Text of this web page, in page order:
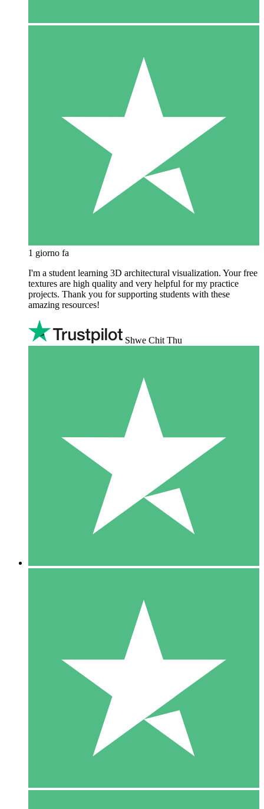
1 giorno fa
I'm a student learning 3D architectural visualization. Your free
textures are high quality and very helpful for my practice
projects. Thank you for supporting students with these
amazing resources!
Shwe Chit Thu